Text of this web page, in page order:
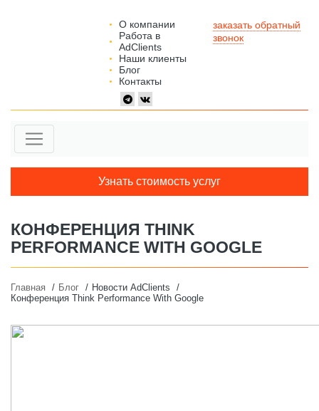
О компании
Работа в
AdClients
Наши клиенты
Блог
Контакты
заказать обратный
звонок
Узнать стоимость услуг
КОНФЕРЕНЦИЯ THINK
PERFORMANCE WITH GOOGLE
Главная Блог
Новости AdClients
Конференция Think Performance With Google